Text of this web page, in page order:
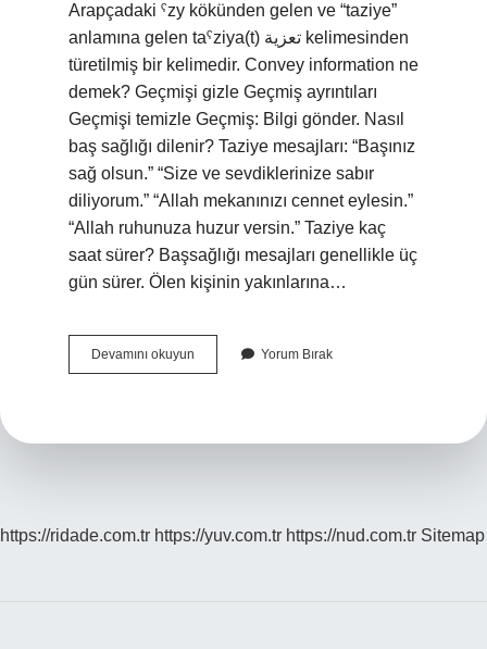
Arapçadaki ˁzy kökünden gelen ve “taziye”
anlamına gelen taˁziya(t) تعزية kelimesinden
türetilmiş bir kelimedir. Convey information ne
demek? Geçmişi gizle Geçmiş ayrıntıları
Geçmişi temizle Geçmiş: Bilgi gönder. Nasıl
baş sağlığı dilenir? Taziye mesajları: “Başınız
sağ olsun.” “Size ve sevdiklerinize sabır
diliyorum.” “Allah mekanınızı cennet eylesin.”
“Allah ruhunuza huzur versin.” Taziye kaç
saat sürer? Başsağlığı mesajları genellikle üç
gün sürer. Ölen kişinin yakınlarına…
Devamını okuyun Taziyelerini
Iletmek
Yorum Bırak
https://ridade.com.tr https://yuv.com.tr https://nud.com.tr Sitemap